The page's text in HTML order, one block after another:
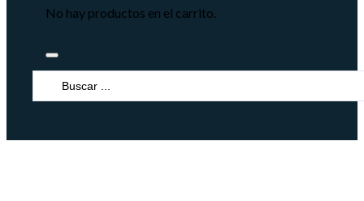
No hay productos en el carrito.
Search
...